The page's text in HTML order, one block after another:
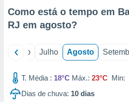
1199
Como está o tempo em
RJ em agosto?
Junho Julho Agosto
T. Média : 18°C Máx.: 23°C Min:
Dias de chuva: 10 dias